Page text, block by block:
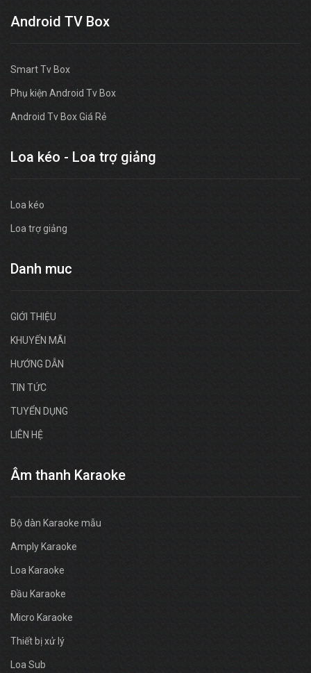
Android TV Box
Smart Tv Box
Phụ kiện Android Tv Box
Android Tv Box Giá Rẻ
Loa kéo - Loa trợ giảng
Loa kéo
Loa trợ giảng
Danh muc
GIỚI THIỆU
KHUYẾN MÃI
HƯỚNG DẪN
TIN TỨC
TUYỂN DỤNG
LIÊN HỆ
Âm thanh Karaoke
Bộ dàn Karaoke mẫu
Amply Karaoke
Loa Karaoke
Đầu Karaoke
Micro Karaoke
Thiết bị xử lý
Loa Sub